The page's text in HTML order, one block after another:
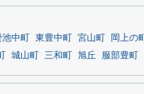
中町 東豊中町 宮山町 岡上の町
城山町 三和町 旭丘 服部豊町